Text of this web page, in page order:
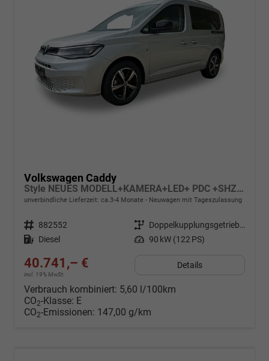
Volkswagen Caddy
Style NEUES MODELL+KAMERA+LED+ PDC +SHZ+ 17 LM
unverbindliche Lieferzeit: ca.3-4 Monate Neuwagen mit Tageszulassung
Fahrzeugnr. 882552 Getriebe
Doppelkupplungsgetriebe (DSG)
Kraftstoff Diesel Leistung 90 kW (122 PS)
40.741,– €
incl. 19% MwSt.
Details
Verbrauch kombiniert: 5,60 l/100km
CO2-Klasse: E
CO2-Emissionen: 147,00 g/km